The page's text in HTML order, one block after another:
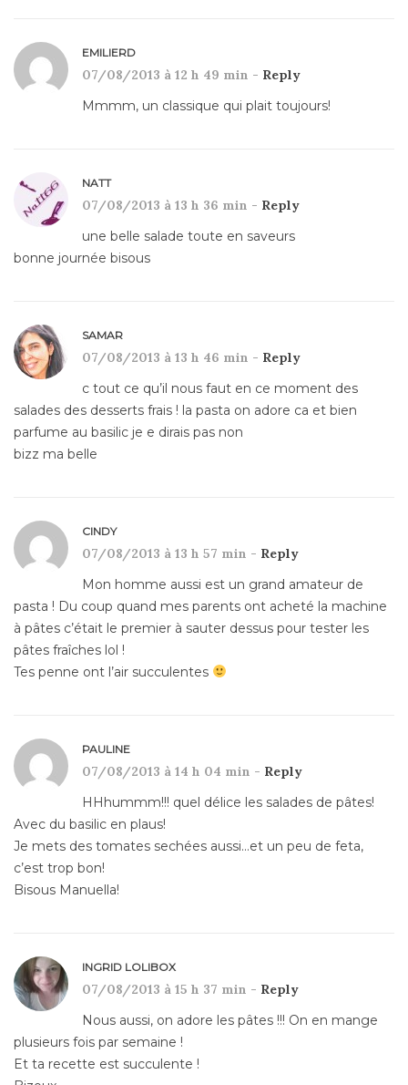
EMILIERD
07/08/2013 à 12 h 49 min - Reply
Mmmm, un classique qui plait toujours!
NATT
07/08/2013 à 13 h 36 min - Reply
une belle salade toute en saveurs
bonne journée bisous
SAMAR
07/08/2013 à 13 h 46 min - Reply
c tout ce qu’il nous faut en ce moment des
salades des desserts frais ! la pasta on adore ca et bien
parfume au basilic je e dirais pas non
bizz ma belle
CINDY
07/08/2013 à 13 h 57 min - Reply
Mon homme aussi est un grand amateur de
pasta ! Du coup quand mes parents ont acheté la machine
à pâtes c’était le premier à sauter dessus pour tester les
pâtes fraîches lol !
Tes penne ont l’air succulentes
PAULINE
07/08/2013 à 14 h 04 min - Reply
HHhummm!!! quel délice les salades de pâtes!
Avec du basilic en plaus!
Je mets des tomates sechées aussi…et un peu de feta,
c’est trop bon!
Bisous Manuella!
INGRID LOLIBOX
07/08/2013 à 15 h 37 min - Reply
Nous aussi, on adore les pâtes !!! On en mange
plusieurs fois par semaine !
Et ta recette est succulente !